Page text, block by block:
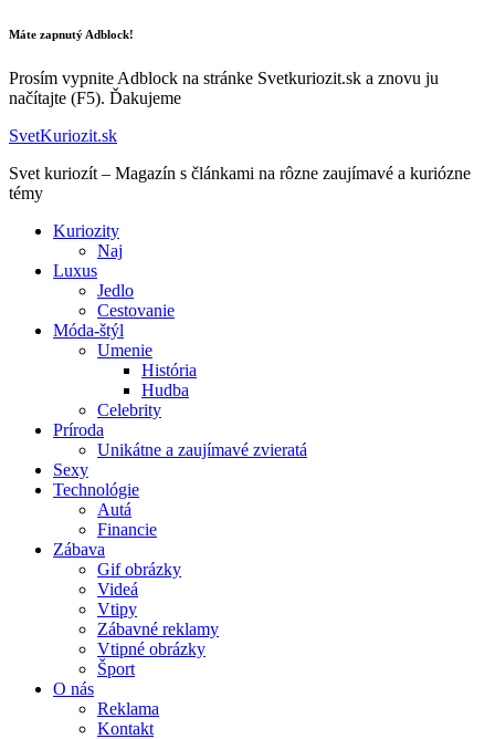
Máte zapnutý Adblock!
Prosím vypnite Adblock na stránke Svetkuriozit.sk a znovu ju
načítajte (F5). Ďakujeme
SvetKuriozit.sk
Svet kuriozít – Magazín s článkami na rôzne zaujímavé a kuriózne
témy
Kuriozity
Naj
Luxus
Jedlo
Cestovanie
Móda-štýl
Umenie
História
Hudba
Celebrity
Príroda
Unikátne a zaujímavé zvieratá
Sexy
Technológie
Autá
Financie
Zábava
Gif obrázky
Videá
Vtipy
Zábavné reklamy
Vtipné obrázky
Šport
O nás
Reklama
Kontakt